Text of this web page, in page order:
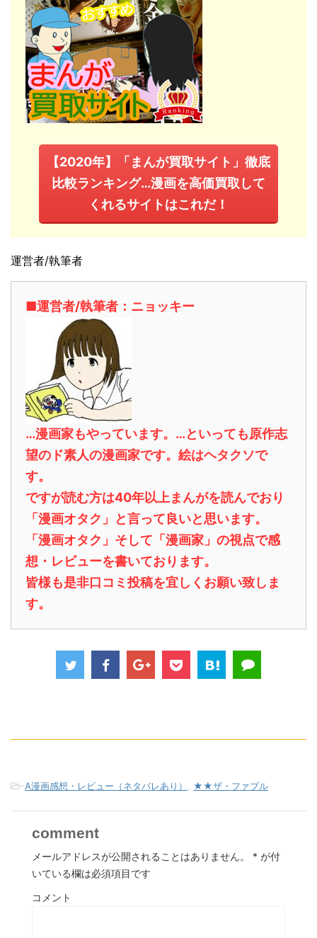
【2020年】「まんが買取サイト」徹底
比較ランキング…漫画を高価買取して
くれるサイトはこれだ！
運営者/執筆者
■運営者/執筆者：ニョッキー
…漫画家もやっています。…といっても原作志
望のド素人の漫画家です。絵はヘタクソで
す。
ですが読む方は40年以上まんがを読んでおり
「漫画オタク」と言って良いと思います。
「漫画オタク」そして「漫画家」の視点で感
想・レビューを書いております。
皆様も是非口コミ投稿を宜しくお願い致しま
す。
-A漫画感想・レビュー（ネタバレあり） ★★ザ・ファブル
comment
メールアドレスが公開されることはありません。 * が付
いている欄は必須項目です
コメント